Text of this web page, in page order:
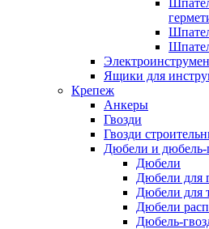
Ящики для
Крепеж
Анкеры
Гвозди
Гвозди
Дюбели и дюбель-
Дюбели
Дюбели для
Дюбели для
Дюбели
Дюбель-